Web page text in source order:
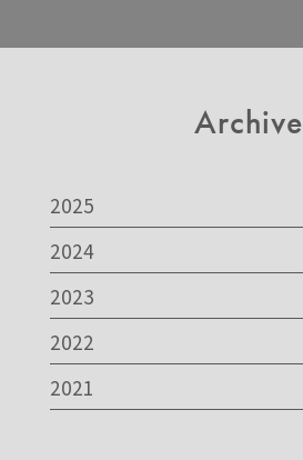
Archive
2025
2024
2023
2022
2021